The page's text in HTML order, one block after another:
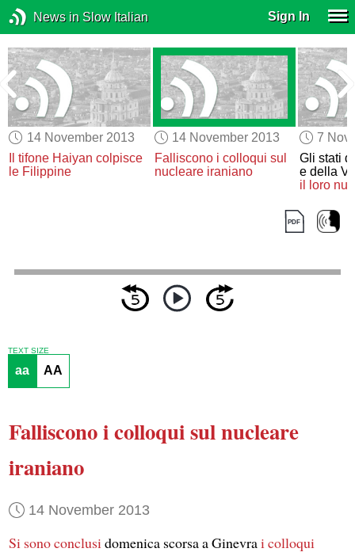
News in Slow Italian Sign In
14 November 2013
Il tifone Haiyan colpisce
le Filippine
14 November 2013
Falliscono i colloqui sul
nucleare iraniano
7
Gli stati
e della
il loro
TEXT SIZE
aa AA
Falliscono i colloqui sul nucleare
iraniano
14 November 2013
Si sono conclusidomenica scorsa a Ginevrai colloqui